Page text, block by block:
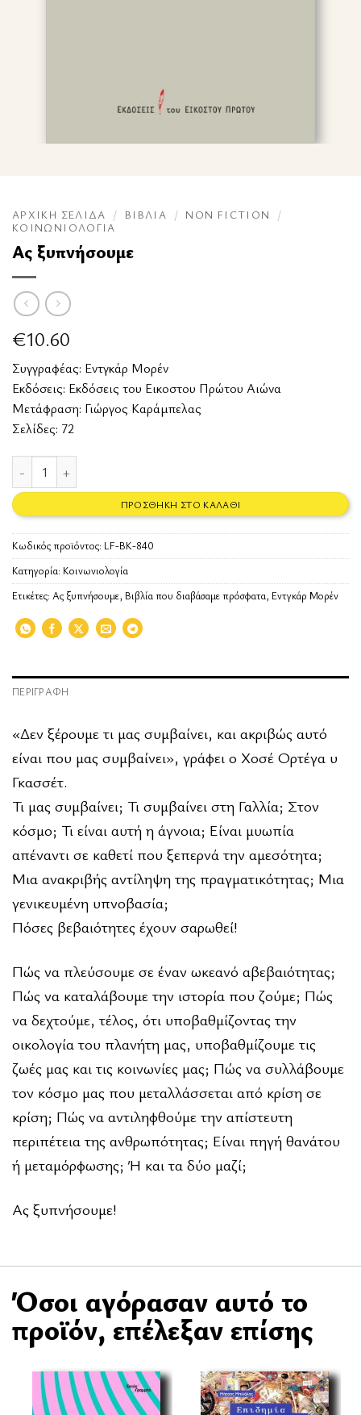
ΑΡΧΙΚΉ ΣΕΛΊΔΑ / ΒΙΒΛΊΑ / NON FICTION
/
ΚΟΙΝΩΝΙΟΛΟΓΊΑ
Ας ξυπνήσουμε
€10.60
Συγγραφέας: Εντγκάρ Μορέν
Εκδόσεις: Εκδόσεις του Εικοστου Πρώτου Αιώνα
Μετάφραση: Γιώργος Καράμπελας
Σελίδες: 72
Ας ξυπνήσουμε ποσότητα
ΠΡΟΣΘΉΚΗ ΣΤΟ ΚΑΛΆΘΙ
Κωδικός προϊόντος: LF-BK-840
Κατηγορία: Κοινωνιολογία
Ετικέτες: Ας ξυπνήσουμε, Βιβλία που διαβάσαμε πρόσφατα, Εντγκάρ Μορέν
ΠΕΡΙΓΡΑΦΉ
«Δεν ξέρουμε τι μας συμβαίνει, και ακριβώς αυτό
είναι που μας συμβαίνει», γράφει ο Χοσέ Ορτέγα υ
Γκασσέτ.
Τι μας συμβαίνει; Τι συμβαίνει στη Γαλλία; Στον
κόσμο; Τι είναι αυτή η άγνοια; Είναι μυωπία
απέναντι σε καθετί που ξεπερνά την αμεσότητα;
Μια ανακριβής αντίληψη της πραγματικότητας; Μια
γενικευμένη υπνοβασία;
Πόσες βεβαιότητες έχουν σαρωθεί!
Πώς να πλεύσουμε σε έναν ωκεανό αβεβαιότητας;
Πώς να καταλάβουμε την ιστορία που ζούμε; Πώς
να δεχτούμε, τέλος, ότι υποβαθμίζοντας την
οικολογία του πλανήτη μας, υποβαθμίζουμε τις
ζωές μας και τις κοινωνίες μας; Πώς να συλλάβουμε
τον κόσμο μας που μεταλλάσσεται από κρίση σε
κρίση; Πώς να αντιληφθούμε την απίστευτη
περιπέτεια της ανθρωπότητας; Είναι πηγή θανάτου
ή μεταμόρφωσης; Ή και τα δύο μαζί;
Ας ξυπνήσουμε!
Όσοι αγόρασαν αυτό το
προϊόν, επέλεξαν επίσης